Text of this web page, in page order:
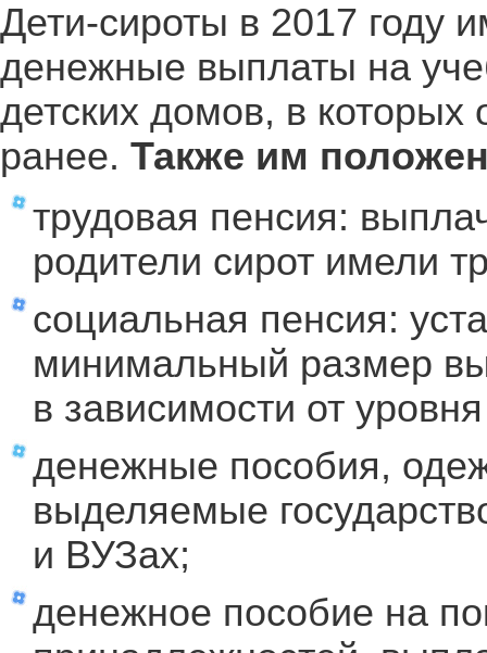
Дети-сироты в 2017 году
денежные выплаты на
детских домов, в которых
ранее. Также им
трудовая пенсия:
родители сирот имели
социальная пенсия:
минимальный размер
в зависимости от
денежные пособия,
выделяемые
и ВУЗах;
денежное пособие на